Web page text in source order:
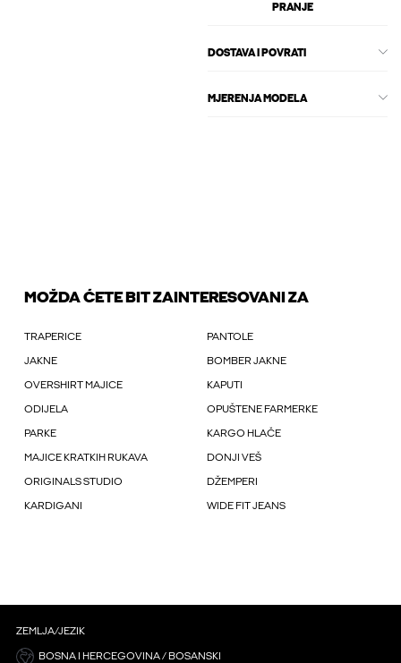
PRANJE
DOSTAVA I POVRATI
MJERENJA MODELA
MOŽDA ĆETE BIT ZAINTERESOVANI ZA
TRAPERICE PANTOLE
JAKNE BOMBER JAKNE
OVERSHIRT MAJICE KAPUTI
ODIJELA OPUŠTENE FARMERKE
PARKE KARGO HLAČE
MAJICE KRATKIH RUKAVA DONJI VEŠ
ORIGINALS STUDIO DŽEMPERI
KARDIGANI WIDE FIT JEANS
ZEMLJA/JEZIK
BOSNA I HERCEGOVINA / BOSANSKI